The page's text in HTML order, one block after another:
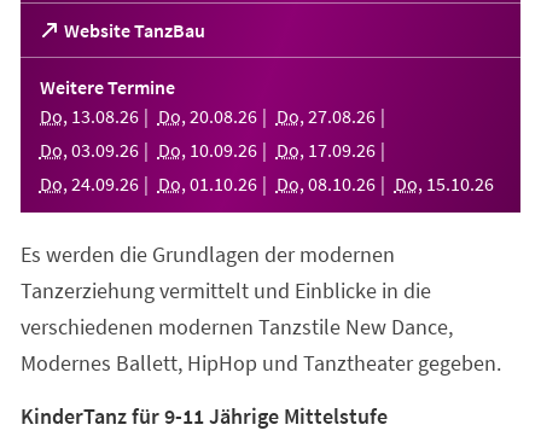
Website TanzBau
(Öffnet
in
einem
neuen
Tab)
Weitere Termine
Do, 13.08.26 Do, 20.08.26 Do, 27.08.26
Do, 03.09.26 Do, 10.09.26 Do, 17.09.26
Do, 24.09.26 Do, 01 .10.26 Do, 08.10.26 Do, 15.10.26
Es werden die Grundlagen der modernen
Tanzerziehung vermittelt und Einblicke in die
verschiedenen modernen Tanzstile New Dance,
Modernes Ballett, HipHop und Tanztheater gegeben.
KinderTanz für 9-11 Jährige Mittelstufe